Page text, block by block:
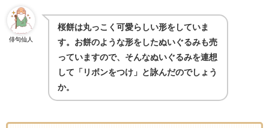
俳句仙人
桜餅は丸っこく可愛らしい形をしていま
す。お餅のような形をしたぬいぐるみも売
っていますので、そんなぬいぐるみを連想
して「リボンをつけ」と詠んだのでしょう
か。